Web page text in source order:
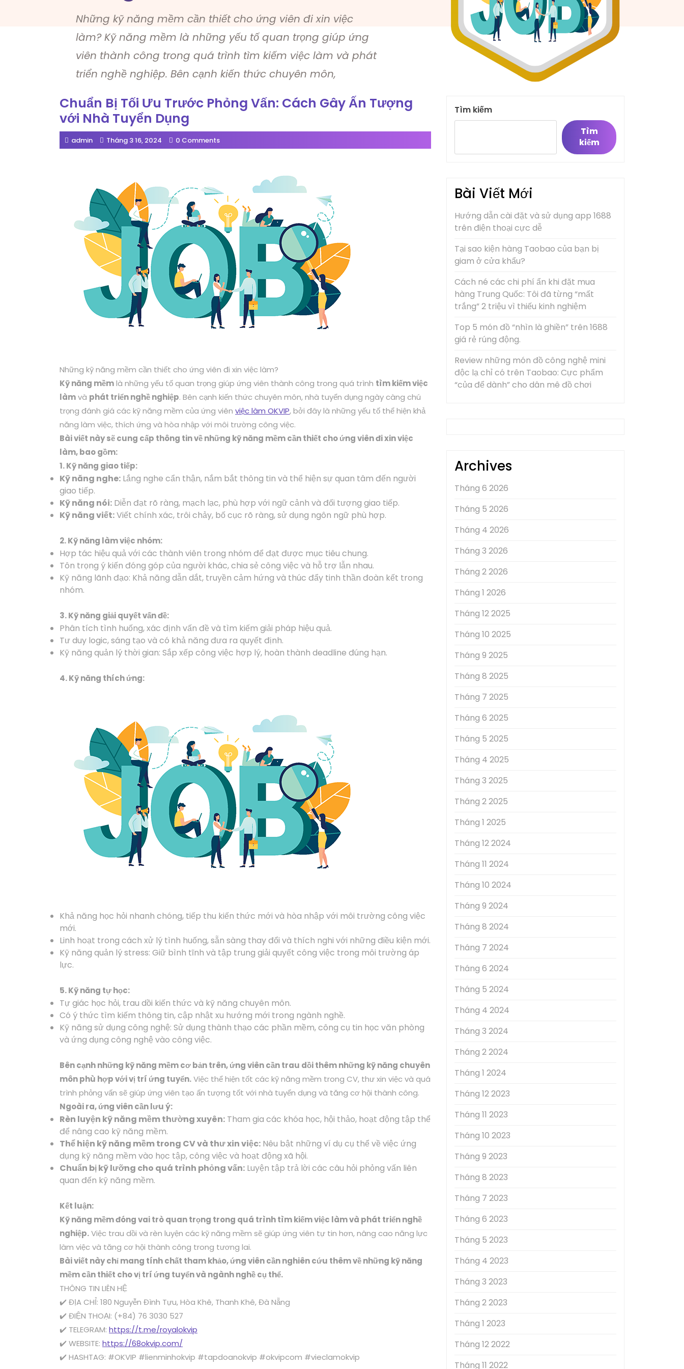
Những kỹ năng mềm cần thiết cho ứng viên đi xin việc
làm? Kỹ năng mềm là những yếu tố quan trọng giúp ứng
viên thành công trong quá trình tìm kiếm việc làm và phát
triển nghề nghiệp. Bên cạnh kiến thức chuyên môn,
Chuẩn Bị Tối Ưu Trước Phỏng Vấn: Cách Gây Ấn Tượng
với Nhà Tuyển Dụng
admin Tháng 3 16, 2024 0 Comments
Những kỹ năng mềm cần thiết cho ứng viên đi xin việc làm?
Kỹ năng mềmlà những yếu tố quan trọng giúp ứng viên thành công trong quá trình tìm kiếm việc
làmvà phát triển nghề nghiệp. Bên cạnh kiến thức chuyên môn, nhà tuyển dụng ngày càng chú
trọng đánh giá các kỹ năng mềm của ứng viên việc làm OKVIP, bởi đây là những yếu tố thể hiện khả
năng làm việc, thích ứng và hòa nhập với môi trường công việc.
Bài viết này sẽ cung cấp thông tin về những kỹ năng mềm cần thiết cho ứng viên đi xin việc
làm, bao gồm:
1. Kỹ năng giao tiếp:
Kỹ năng nghe: Lắng nghe cẩn thận, nắm bắt thông tin và thể hiện sự quan tâm đến người
giao tiếp.
Kỹ năng nói: Diễn đạt rõ ràng, mạch lạc, phù hợp với ngữ cảnh và đối tượng giao tiếp.
Kỹ năng viết:Viết chính xác, trôi chảy, bố cục rõ ràng, sử dụng ngôn ngữ phù hợp.
2. Kỹ năng làm việc nhóm:
Hợp tác hiệu quả với các thành viên trong nhóm để đạt được mục tiêu chung.
Tôn trọng ý kiến đóng góp của người khác, chia sẻ công việc và hỗ trợ lẫn nhau.
Kỹ năng lãnh đạo: Khả năng dẫn dắt, truyền cảm hứng và thúc đẩy tinh thần đoàn kết trong
nhóm.
3. Kỹ năng giải quyết vấn đề:
Phân tích tình huống, xác định vấn đề và tìm kiếm giải pháp hiệu quả.
Tư duy logic, sáng tạo và có khả năng đưa ra quyết định.
Kỹ năng quản lý thời gian: Sắp xếp công việc hợp lý, hoàn thành deadline đúng hạn.
4. Kỹ năng thích ứng:
Khả năng học hỏi nhanh chóng, tiếp thu kiến thức mới và hòa nhập với môi trường công việc
mới.
Linh hoạt trong cách xử lý tình huống, sẵn sàng thay đổi và thích nghi với những điều kiện mới.
Kỹ năng quản lý stress: Giữ bình tĩnh và tập trung giải quyết công việc trong môi trường áp
lực.
5. Kỹ năng tự học:
Tự giác học hỏi, trau dồi kiến thức và kỹ năng chuyên môn.
Có ý thức tìm kiếm thông tin, cập nhật xu hướng mới trong ngành nghề.
Kỹ năng sử dụng công nghệ: Sử dụng thành thạo các phần mềm, công cụ tin học văn phòng
và ứng dụng công nghệ vào công việc.
Bên cạnh những kỹ năng mềm cơ bản trên, ứng viên cần trau dồi thêm những kỹ năng chuyên
môn phù hợp với vị trí ứng tuyển.Việc thể hiện tốt các kỹ năng mềm trong CV, thư xin việc và quá
trình phỏng vấn sẽ giúp ứng viên tạo ấn tượng tốt với nhà tuyển dụng và tăng cơ hội thành công.
Ngoài ra, ứng viên cần lưu ý:
Rèn luyện kỹ năng mềm thường xuyên: Tham gia các khóa học, hội thảo, hoạt động tập thể
để nâng cao kỹ năng mềm.
Thể hiện kỹ năng mềm trong CV và thư xin việc: Nêu bật những ví dụ cụ thể về việc ứng
dụng kỹ năng mềm vào học tập, công việc và hoạt động xã hội.
Chuẩn bị kỹ lưỡng cho quá trình phỏng vấn: Luyện tập trả lời các câu hỏi phỏng vấn liên
quan đến kỹ năng mềm.
Kết luận:
Kỹ năng mềm đóng vai trò quan trọng trong quá trình tìm kiếm việc làm và phát triển nghề
nghiệp.Việc trau dồi và rèn luyện các kỹ năng mềm sẽ giúp ứng viên tự tin hơn, nâng cao năng lực
làm việc và tăng cơ hội thành công trong tương lai.
Bài viết này chỉ mang tính chất tham khảo, ứng viên cần nghiên cứu thêm về những kỹ năng
mềm cần thiết cho vị trí ứng tuyển và ngành nghề cụ thể.
THÔNG TIN LIÊN HỆ
✔️ ĐỊA CHỈ: 180 Nguyễn Đình Tựu, Hòa Khê, Thanh Khê, Đà Nẵng
✔️ ĐIỆN THOẠI: (+84) 76 3030 527
✔️ TELEGRAM: https://t.me/royalokvip
✔️ WEBSITE: https://68okvip.com/
✔️ HASHTAG: #OKVIP #lienminhokvip #tapdoanokvip #okvipcom #vieclamokvip
Tìm kiếm
Tìm
kiếm
Bài Viết Mới
Hướng dẫn cài đặt và sử dụng app 1688
trên điện thoại cực dễ
Tại sao kiện hàng Taobao của bạn bị
giam ở cửa khẩu?
Cách né các chi phí ẩn khi đặt mua
hàng Trung Quốc: Tôi đã từng “mất
trắng” 2 triệu vì thiếu kinh nghiệm
Top 5 món đồ “nhìn là ghiền” trên 1688
giá rẻ rúng động.
Review những món đồ công nghệ mini
độc lạ chỉ có trên Taobao: Cực phẩm
“của để dành” cho dân mê đồ chơi
Archives
Tháng 6 2026
Tháng 5 2026
Tháng 4 2026
Tháng 3 2026
Tháng 2 2026
Tháng 1 2026
Tháng 12 2025
Tháng 10 2025
Tháng 9 2025
Tháng 8 2025
Tháng 7 2025
Tháng 6 2025
Tháng 5 2025
Tháng 4 2025
Tháng 3 2025
Tháng 2 2025
Tháng 1 2025
Tháng 12 2024
Tháng 11 2024
Tháng 10 2024
Tháng 9 2024
Tháng 8 2024
Tháng 7 2024
Tháng 6 2024
Tháng 5 2024
Tháng 4 2024
Tháng 3 2024
Tháng 2 2024
Tháng 1 2024
Tháng 12 2023
Tháng 11 2023
Tháng 10 2023
Tháng 9 2023
Tháng 8 2023
Tháng 7 2023
Tháng 6 2023
Tháng 5 2023
Tháng 4 2023
Tháng 3 2023
Tháng 2 2023
Tháng 1 2023
Tháng 12 2022
Tháng 11 2022